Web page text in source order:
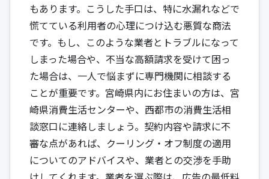
もあります。こうした手口は、特に水漏れなどで
慌てている利用者の心理につけ込む悪質な商法
です。もし、このような業者とトラブルになって
しまった場合や、不当な高額請求を受けて困っ
た場合は、一人で悩まずに専門機関に相談する
ことが重要です。宮崎県内にお住まいの方は、 宮
崎県消費生活センターや、西都市の消費生活相
談窓口に連絡しましょう。契約内容や請求に不
審な点があれば、クーリング・オフ制度の適用
についてのアドバイスや、業者との交渉を手助